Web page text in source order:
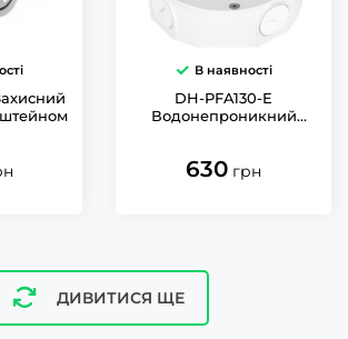
В наявності
DH-PFA130-E
Водонепроникний
630 грн
ДИВИТИСЯ ЩЕ